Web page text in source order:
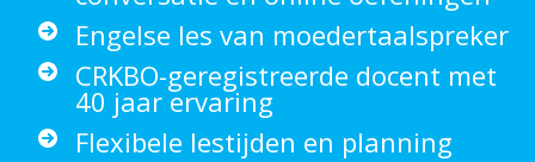
Engelse les van moedertaalspreker
CRKBO-geregistreerde docent met
40 jaar ervaring
Flexibele lestijden en planning